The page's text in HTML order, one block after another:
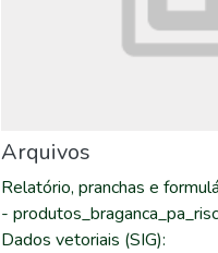
Arquivos
Relatório, pranchas e
-
Dados vetoriais (SIG):